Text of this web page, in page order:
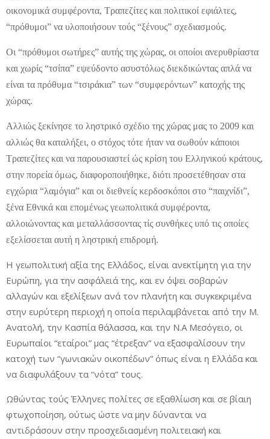
οικονομικά συμφέροντα, Τραπεζίτες και πολιτικοί εφιάλτες,
“πρόθυμοι” να υλοποιήσουν τούς “ξένους” σχεδιασμούς.
Οι “πρόθυμοι σωτήρες” αυτής της χώρας, οι οποίοι ανερυθρίαστα
και χωρίς “τσίπα” εψεύδοντο ασυστόλως διεκδικώντας απλά να
είναι τα πρόθυμα “τσιράκια” των “συμφερόντων” κατοχής της
χώρας.
Αλλιώς ξεκίνησε το ληστρικό σχέδιο της χώρας μας το 2009 και
αλλιώς θα καταλήξει, ο στόχος τότε ήταν να σωθούν κάποιοι
Τραπεζίτες και να παρουσιαστεί ώς κρίση του Ελληνικού κράτους,
στην πορεία όμως, διαφοροποιήθηκε, διότι προσετέθησαν στα
εγχώρια “λαμόγια” και οι διεθνείς κερδοσκόποι στο “παιχνίδι”,
ξένα Εθνικά και επομένως γεωπολιτικά συμφέροντα,
αλλοιώνοντας και μεταλλάσσοντας τίς συνθήκες υπό τις οποίες
εξελίσσεται αυτή η ληστρική επιδρομή.
Η γεωπολιτική αξία της Ελλάδος, είναι ανεκτίμητη για την
Ευρώπη, για την ασφάλειά της, και εν όψει σοβαρών
αλλαγών και εξελίξεων ανά τον πλανήτη και συγκεκριμένα
στην ευρύτερη περιοχή η οποία περιλαμβάνεται από την Μ.
Ανατολή, την Κασπία θάλασσα, και την Ν.Α Μεσόγειο, οι
Ευρωπαίοι “εταίροι” μας “έτρεξαν” να εξασφαλίσουν την
κατοχή των “γωνιακών οικοπέδων” όπως είναι η Ελλάδα και
να διαφυλάξουν τα “νότα” τους.
Ωθώντας τούς Έλληνες πολίτες σε εξαθλίωση και σε βίαιη
φτωχοποίηση, ούτως ώστε να μην δύνανται να
αντιδράσουν στην προσχεδιασμένη πολιτειακή και